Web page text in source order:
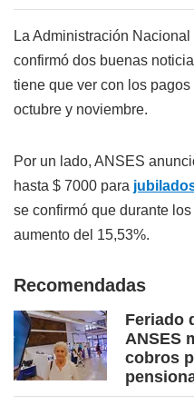
La Administración
confirmó dos buenas
tiene que ver con los
octubre y noviembre.
Por un lado, ANSES
hasta $ 7000 para
se confirmó que durante
aumento del 15,53%.
Recomendadas
Feriado
ANSES
cobros